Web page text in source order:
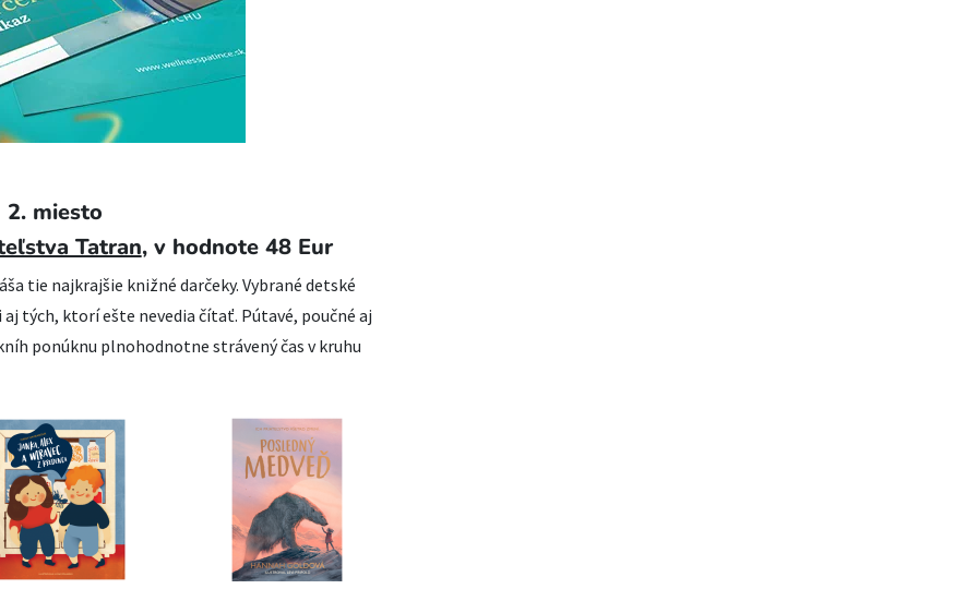
2. miesto
Tatran, v hodnote 48 Eur
tie najkrajšie knižné darčeky. Vybrané detské
tých, ktorí ešte nevedia čítať. Pútavé, poučné aj
ponúknu plnohodnotne strávený čas v kruhu